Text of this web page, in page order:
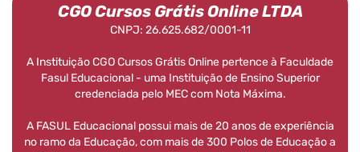
CGO Cursos Grátis Online LTDA
CNPJ: 26.625.682/0001-11
A Instituição CGO Cursos Grátis Online pertence à Faculdade
Fasul Educacional - uma Instituição de Ensino Superior
credenciada pelo MEC com Nota Máxima.
A FASUL Educacional possui mais de 20 anos de experiência
no ramo da Educação, com mais de 300 Polos de Educação a